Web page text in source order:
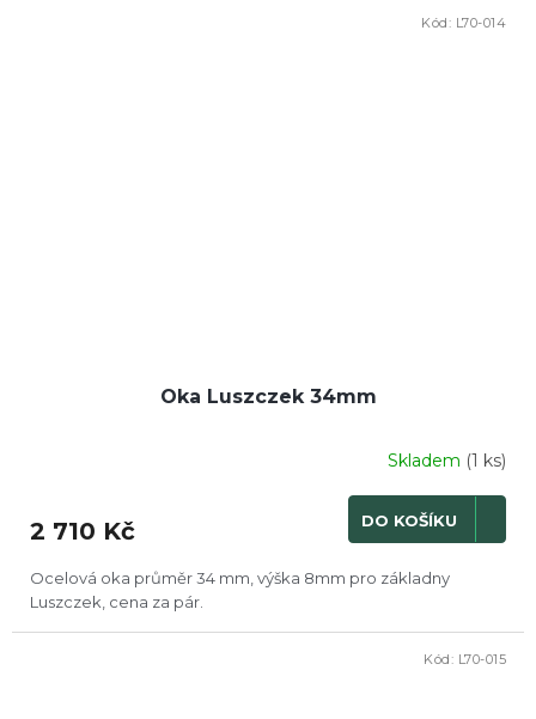
Oka Luszczek 34mm
Skladem (1 ks)
2 710 Kč DO KOŠÍKU
Ocelová oka průměr 34 mm, výška 8mm pro základny
Luszczek, cena za pár.
Kód: L70-014
Kód: L70-015